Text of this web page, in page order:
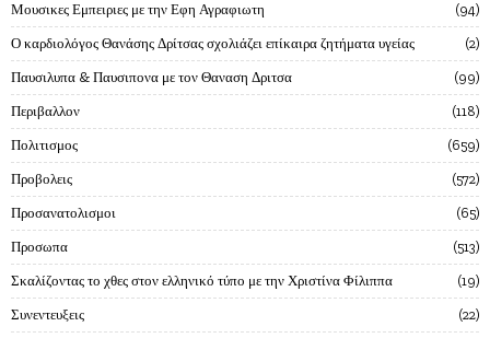
Μουσικες Εμπειριες με την Εφη Αγραφιωτη 94
Ο καρδιολόγος Θανάσης Δρίτσας σχολιάζει επίκαιρα ζητήματα υγείας 2
Παυσιλυπα & Παυσιπονα με τον Θαναση Δριτσα 99
Περιβαλλον 118
Πολιτισμος 659
Προβολεις 572
Προσανατολισμοι 65
Προσωπα 513
Σκαλίζοντας το χθες στον ελληνικό τύπο με την Χριστίνα Φίλιππα 19
Συνεντευξεις 22